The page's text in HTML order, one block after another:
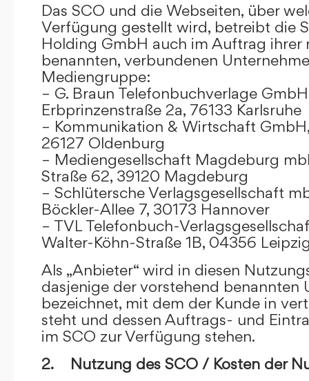
Das SCO und die Webseiten, über
Verfügung gestellt wird, betreibt die
Holding GmbH auch im Auftrag ihrer
benannten, verbundenen
Mediengruppe:
– G. Braun Telefonbuchverlage GmbH
Erbprinzenstraße 2a, 76133 Karlsruhe
– Kommunikation & Wirtschaft
26127 Oldenburg
– Mediengesellschaft Magdeburg
Straße 62, 39120 Magdeburg
– Schlütersche Verlagsgesellschaft
Böckler-Allee 7, 30173 Hannover
– TVL Telefonbuch-
Walter-Köhn-Straße 1B, 04356
Als „Anbieter“ wird in diesen
dasjenige der vorstehend benannten
bezeichnet, mit dem der Kunde in
steht und dessen Auftrags- und
im SCO zur Verfügung stehen.
2. Nutzung des SCO / Kosten der